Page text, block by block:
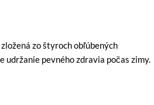
zložená zo štyroch obľúbených
udržanie pevného zdravia počas zimy.